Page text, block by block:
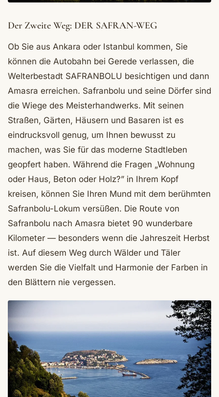
Der Zweite Weg: DER SAFRAN-WEG
Ob Sie aus Ankara oder Istanbul kommen, Sie
können die Autobahn bei Gerede verlassen, die
Welterbestadt SAFRANBOLU besichtigen und dann
Amasra erreichen. Safranbolu und seine Dörfer sind
die Wiege des Meisterhandwerks. Mit seinen
Straßen, Gärten, Häusern und Basaren ist es
eindrucksvoll genug, um Ihnen bewusst zu
machen, was Sie für das moderne Stadtleben
geopfert haben. Während die Fragen „Wohnung
oder Haus, Beton oder Holz?” in Ihrem Kopf
kreisen, können Sie Ihren Mund mit dem berühmten
Safranbolu-Lokum versüßen. Die Route von
Safranbolu nach Amasra bietet 90 wunderbare
Kilometer — besonders wenn die Jahreszeit Herbst
ist. Auf diesem Weg durch Wälder und Täler
werden Sie die Vielfalt und Harmonie der Farben in
den Blättern nie vergessen.